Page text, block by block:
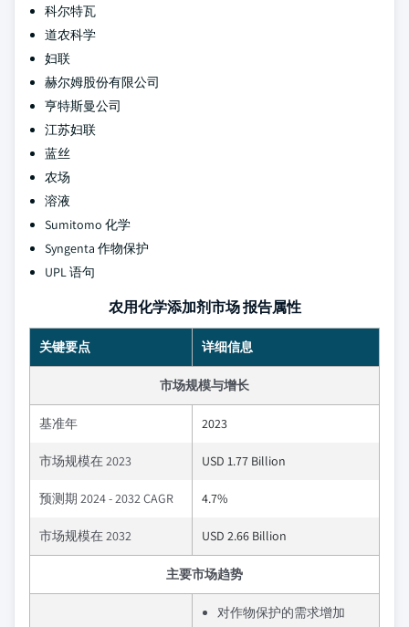
科尔特瓦
道农科学
妇联
赫尔姆股份有限公司
亨特斯曼公司
江苏妇联
蓝丝
农场
溶液
Sumitomo 化学
Syngenta 作物保护
UPL 语句
农用化学添加剂市场 报告属性
关键要点 详细信息
市场规模与增长
基准年 2023
市场规模在 2023 USD 1.77 Billion
预测期 2024 - 2032 CAGR 4.7%
市场规模在 2032 USD 2.66 Billion
主要市场趋势
对作物保护的需求增加